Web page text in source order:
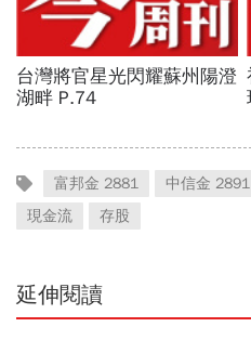
富邦金 2881 中信金 2891
現金流
存股
延伸閱讀